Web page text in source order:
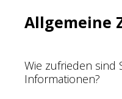
Allgemeine
Wie zufrieden sind
Informationen?